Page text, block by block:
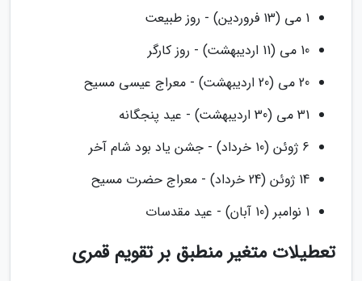
1 می (13 فروردین) - روز طبیعت
10 می (11 اردیبهشت) - روز کارگر
20 می (20 اردیبهشت) - معراج عیسی مسیح
31 می (30 اردیبهشت) - عید پنجگانه
6 ژوئن (10 خرداد) - جشن یاد بود شام آخر
14 ژوئن (24 خرداد) - معراج حضرت مسیح
1 نوامبر (10 آبان) - عید مقدسات
تعطیلات متغیر منطبق بر تقویم قمری